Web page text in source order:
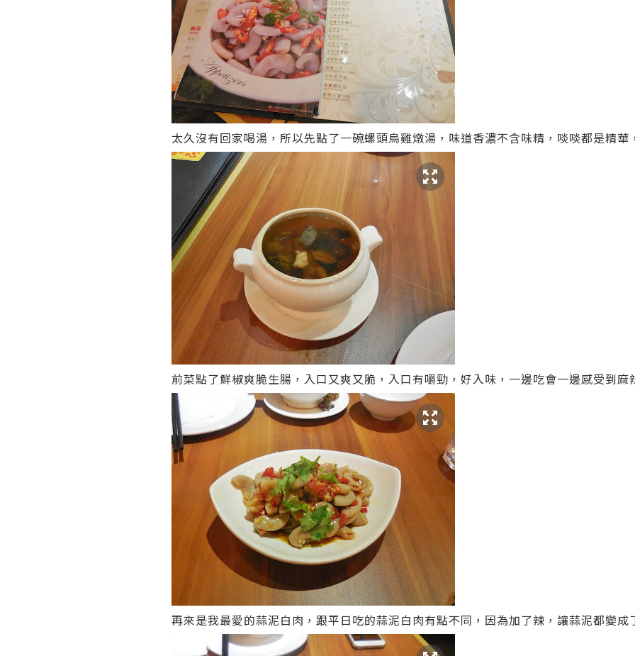
太久沒有回家喝湯，所以先點了一碗螺頭烏雞燉湯，味道香濃不含味精，啖啖都是精華
前菜點了鮮椒爽脆生腸，入口又爽又脆，入口有嚼勁，好入味，一邊吃會一邊感受到麻
再來是我最愛的蒜泥白肉，跟平日吃的蒜泥白肉有點不同，因為加了辣，讓蒜泥都變成